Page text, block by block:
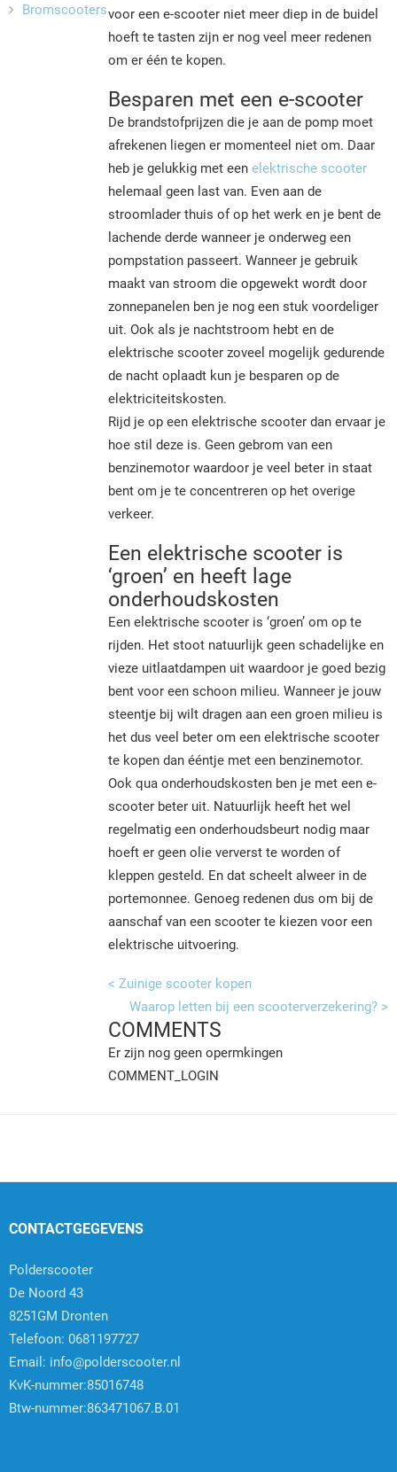
voor een e-scooter niet meer diep in de buidel
hoeft te tasten zijn er nog veel meer redenen
om er één te kopen.
Besparen met een e-scooter
De brandstofprijzen die je aan de pomp moet
afrekenen liegen er momenteel niet om. Daar
heb je gelukkig met een elektrische scooter
helemaal geen last van. Even aan de
stroomlader thuis of op het werk en je bent de
lachende derde wanneer je onderweg een
pompstation passeert. Wanneer je gebruik
maakt van stroom die opgewekt wordt door
zonnepanelen ben je nog een stuk voordeliger
uit. Ook als je nachtstroom hebt en de
elektrische scooter zoveel mogelijk gedurende
de nacht oplaadt kun je besparen op de
elektriciteitskosten.
Rijd je op een elektrische scooter dan ervaar je
hoe stil deze is. Geen gebrom van een
benzinemotor waardoor je veel beter in staat
bent om je te concentreren op het overige
verkeer.
Een elektrische scooter is
‘groen’ en heeft lage
onderhoudskosten
Een elektrische scooter is ‘groen’ om op te
rijden. Het stoot natuurlijk geen schadelijke en
vieze uitlaatdampen uit waardoor je goed bezig
bent voor een schoon milieu. Wanneer je jouw
steentje bij wilt dragen aan een groen milieu is
het dus veel beter om een elektrische scooter
te kopen dan ééntje met een benzinemotor.
Ook qua onderhoudskosten ben je met een e-
scooter beter uit. Natuurlijk heeft het wel
regelmatig een onderhoudsbeurt nodig maar
hoeft er geen olie ververst te worden of
kleppen gesteld. En dat scheelt alweer in de
portemonnee. Genoeg redenen dus om bij de
aanschaf van een scooter te kiezen voor een
elektrische uitvoering.
< Zuinige scooter kopen
Waarop letten bij een scooterverzekering? >
COMMENTS
Er zijn nog geen opermkingen
COMMENT_LOGIN
Bromscooters
CONTACTGEGEVENS
Polderscooter
De Noord 43
8251GM Dronten
Telefoon: 0681197727
Email: info@polderscooter.nl
KvK-nummer:85016748
Btw-nummer:863471067.B.01